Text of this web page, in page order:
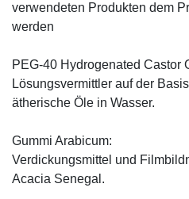
verwendeten Produkten dem
werden
PEG-40 Hydrogenated Castor
Lösungsvermittler auf der
ätherische Öle in Wasser.
Gummi Arabicum:
Verdickungsmittel und
Acacia Senegal.